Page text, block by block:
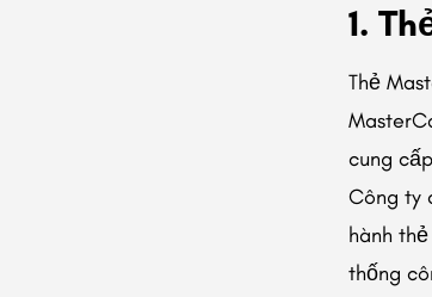
1.
Thẻ
cung
Công ty
hành
thống